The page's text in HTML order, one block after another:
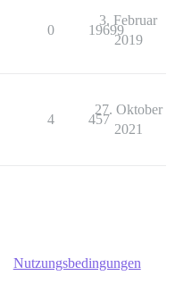
0 19699
3. Februar
2019
4 457
27. Oktober
2021
Nutzungsbedingungen